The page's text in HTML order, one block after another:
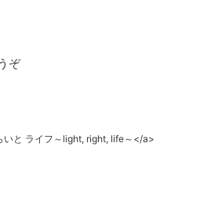
ぞ
と ライフ～light, right, life～</a>